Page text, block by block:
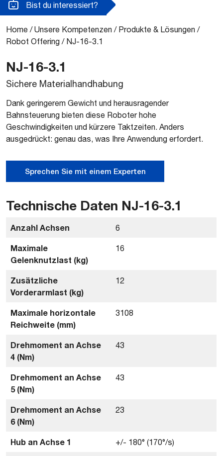
Bist du interessiert?
Home /Unsere Kompetenzen / Produkte & Lösungen /
Robot Offering / NJ-16-3.1
NJ-16-3.1
Sichere Materialhandhabung
Dank geringerem Gewicht und herausragender
Bahnsteuerung bieten diese Roboter hohe
Geschwindigkeiten und kürzere Taktzeiten. Anders
ausgedrückt: genau das, was Ihre Anwendung erfordert.
Sprechen Sie mit einem Experten
Technische Daten NJ-16-3.1
Anzahl Achsen 6
Maximale
Gelenknutzlast (kg)
16
Zusätzliche
Vorderarmlast (kg)
12
Maximale horizontale
Reichweite (mm)
3108
Drehmoment an Achse
4 (Nm)
43
Drehmoment an Achse
5 (Nm)
43
Drehmoment an Achse
6 (Nm)
23
Hub an Achse 1 +/- 180° (170°/s)